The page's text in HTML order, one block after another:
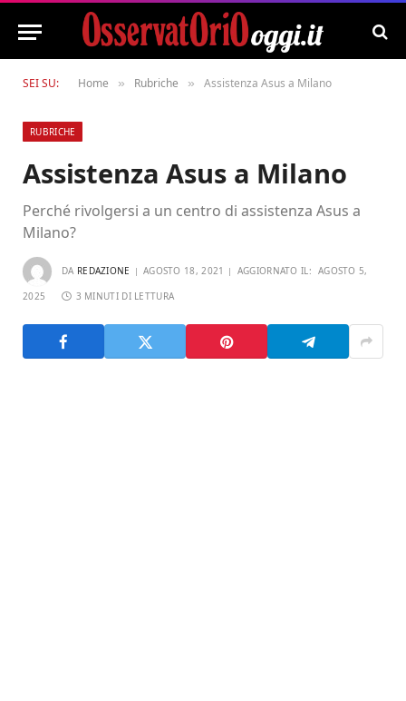
SEI SU: Home » Rubriche » Assistenza Asus a Milano
RUBRICHE
Assistenza Asus a Milano
Perché rivolgersi a un centro di assistenza Asus a
Milano?
DA REDAZIONE AGOSTO 18, 2021 AGGIORNATO IL: AGOSTO 5,
2025 3 MINUTI DI LETTURA